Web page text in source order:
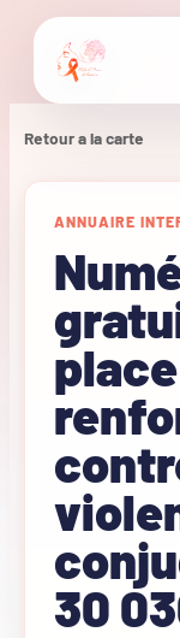
Retour a la carte
ANNUAIRE
30